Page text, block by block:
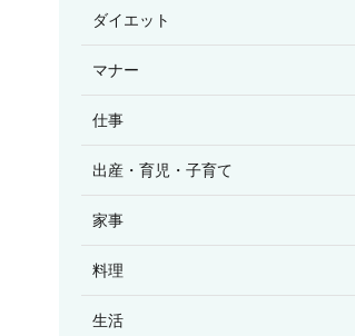
ダイエット
マナー
仕事
出産・育児・子育て
家事
料理
生活